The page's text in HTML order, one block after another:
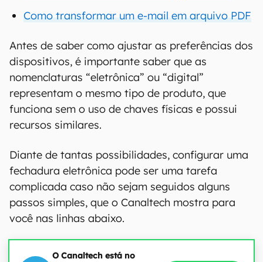
Como transformar um e-mail em arquivo PDF
Antes de saber como ajustar as preferências dos
dispositivos, é importante saber que as
nomenclaturas “eletrônica” ou “digital”
representam o mesmo tipo de produto, que
funciona sem o uso de chaves físicas e possui
recursos similares.
Diante de tantas possibilidades, configurar uma
fechadura eletrônica pode ser uma tarefa
complicada caso não sejam seguidos alguns
passos simples, que o Canaltech mostra para
você nas linhas abaixo.
O Canaltech está no